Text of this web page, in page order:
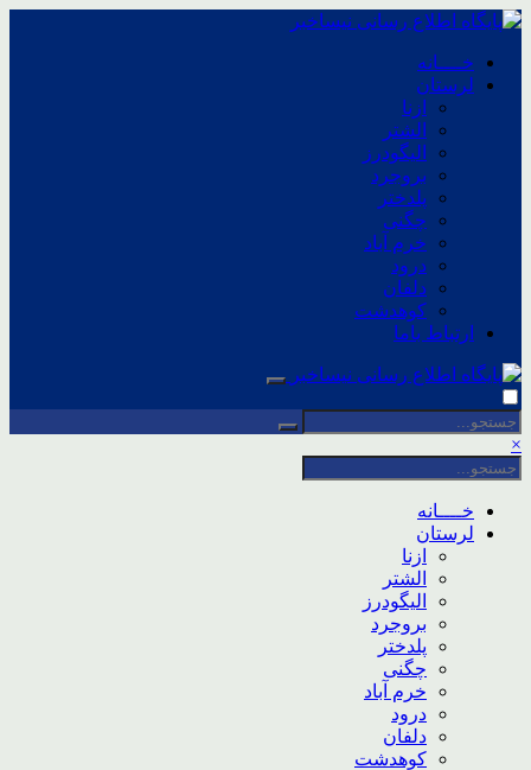
خــــانه
لرستان
ازنا
الشتر
الیگودرز
بروجرد
پلدختر
چگنی
خرم آباد
درود
دلفان
کوهدشت
ارتباط باما
×
خــــانه
لرستان
ازنا
الشتر
الیگودرز
بروجرد
پلدختر
چگنی
خرم آباد
درود
دلفان
کوهدشت